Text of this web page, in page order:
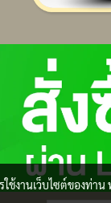
งานเว็บไซต์ของท่าน